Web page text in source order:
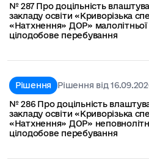
№ 287 Про доцільність
закладу освіти «Криворізька
«Натхнення» ДОР» малолітньої
цілодобове перебування
Рішення
Рішення від
№ 286 Про доцільність
закладу освіти «Криворізька
«Натхнення» ДОР»
цілодобове перебування